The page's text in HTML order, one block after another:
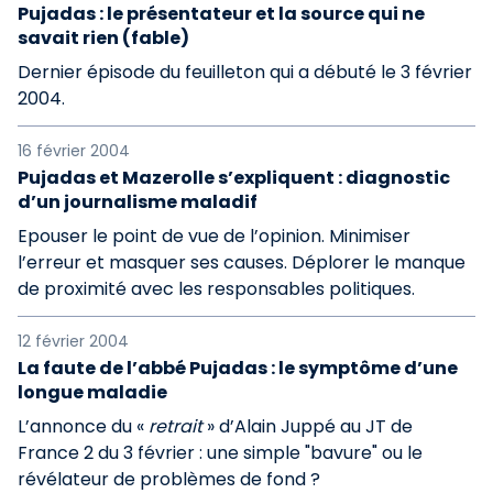
Pujadas : le présentateur et la source qui ne
savait rien (fable)
Dernier épisode du feuilleton qui a débuté le 3 février
2004.
16 février 2004
Pujadas et Mazerolle s’expliquent : diagnostic
d’un journalisme maladif
Epouser le point de vue de l’opinion. Minimiser
l’erreur et masquer ses causes. Déplorer le manque
de proximité avec les responsables politiques.
12 février 2004
La faute de l’abbé Pujadas : le symptôme d’une
longue maladie
L’annonce du « retrait» d’Alain Juppé au JT de
France 2 du 3 février : une simple "bavure" ou le
révélateur de problèmes de fond ?